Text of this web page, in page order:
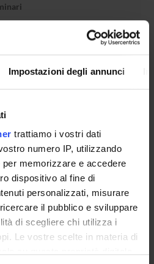
Impostazioni degli annunci
trattiamo i vostri dati
numero IP, utilizzando
memorizzare e accedere
dispositivo al fine di
personalizzati, misurare
il pubblico e sviluppare
di scegliere chi utilizza i
Le vostre scelte in materia di
relativo
pensiero giuridico moderno.
E FORMAZIONE